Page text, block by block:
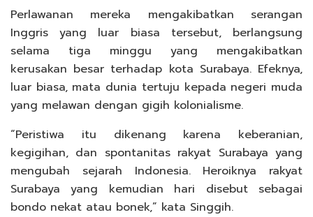
Perlawanan mereka mengakibatkan serangan
Inggris yang luar biasa tersebut, berlangsung
selama tiga minggu yang mengakibatkan
kerusakan besar terhadap kota Surabaya. Efeknya,
luar biasa, mata dunia tertuju kepada negeri muda
yang melawan dengan gigih kolonialisme.
“Peristiwa itu dikenang karena keberanian,
kegigihan, dan spontanitas rakyat Surabaya yang
mengubah sejarah Indonesia. Heroiknya rakyat
Surabaya yang kemudian hari disebut sebagai
bondo nekat atau bonek,” kata Singgih.